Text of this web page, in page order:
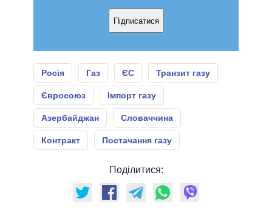
Підписатися
Росія Газ ЄС Транзит газу
Євросоюз Імпорт газу
Азербайджан Словаччина
Контракт Постачання газу
Поділитися: